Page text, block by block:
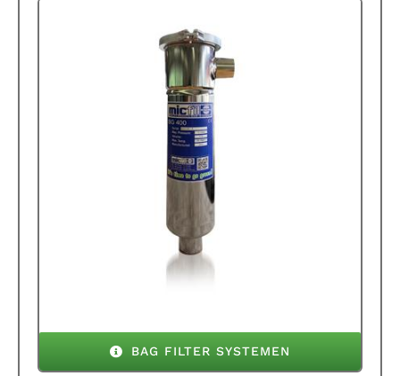
BAG FILTER SYSTEMEN